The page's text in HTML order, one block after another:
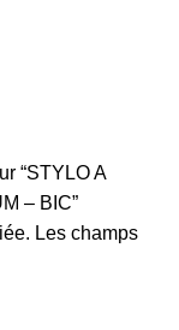
“STYLO A
– BIC”
Les champs